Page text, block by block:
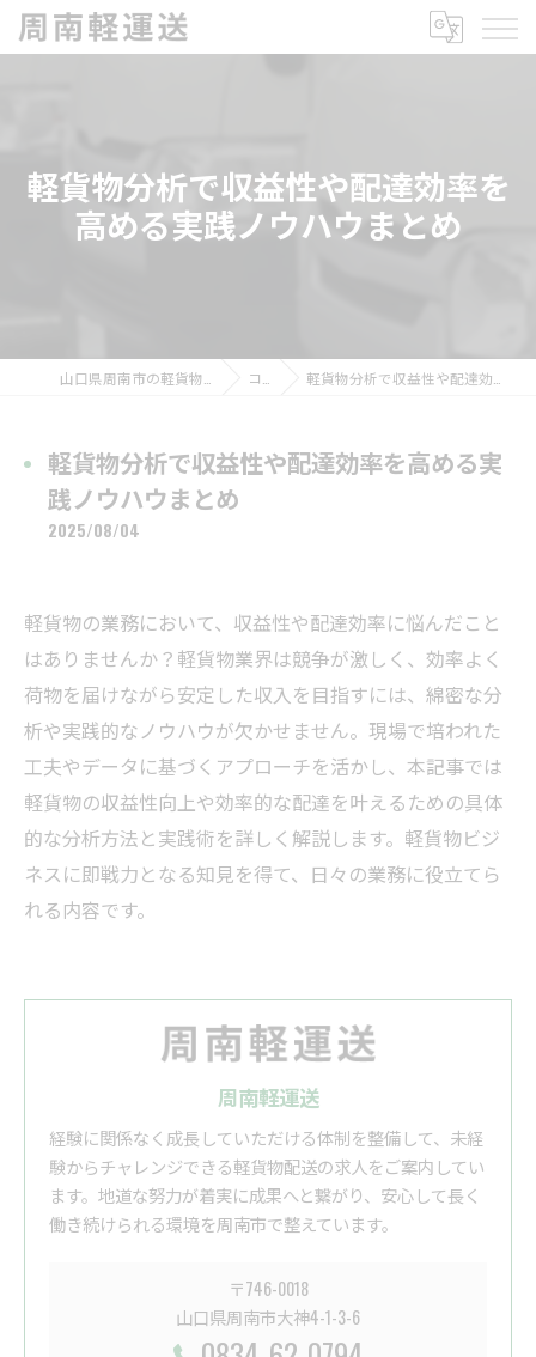
軽貨物分析で収益性や配達効率を
高める実践ノウハウまとめ
コラム 軽貨物分析で収益性や配達効率を高める実践ノウハウまとめ
軽貨物分析で収益性や配達効率を高める実
践ノウハウまとめ
2025/08/04
軽貨物の業務において、収益性や配達効率に悩んだこと
はありませんか？軽貨物業界は競争が激しく、効率よく
荷物を届けながら安定した収入を目指すには、綿密な分
析や実践的なノウハウが欠かせません。現場で培われた
工夫やデータに基づくアプローチを活かし、本記事では
軽貨物の収益性向上や効率的な配達を叶えるための具体
的な分析方法と実践術を詳しく解説します。軽貨物ビジ
ネスに即戦力となる知見を得て、日々の業務に役立てら
れる内容です。
周南軽運送
経験に関係なく成長していただける体制を整備して、未経
験からチャレンジできる軽貨物配送の求人をご案内してい
ます。地道な努力が着実に成果へと繋がり、安心して長く
働き続けられる環境を周南市で整えています。
〒746-0018
山口県周南市大神4-1-3-6